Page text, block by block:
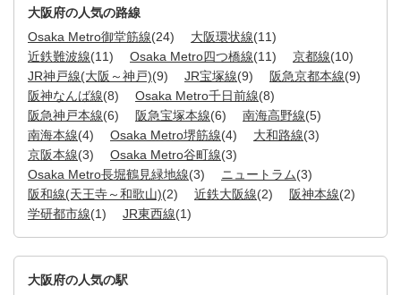
大阪府の人気の路線
Osaka Metro御堂筋線(24) 大阪環状線(11)
近鉄難波線(11) Osaka Metro四つ橋線(11) 京都線(10)
JR神戸線(大阪～神戸)(9) JR宝塚線(9) 阪急京都本線(9)
阪神なんば線(8) Osaka Metro千日前線(8)
阪急神戸本線(6) 阪急宝塚本線(6) 南海高野線(5)
南海本線(4) Osaka Metro堺筋線(4) 大和路線(3)
京阪本線(3) Osaka Metro谷町線(3)
Osaka Metro長堀鶴見緑地線(3) ニュートラム(3)
阪和線(天王寺～和歌山)(2) 近鉄大阪線(2) 阪神本線(2)
学研都市線(1) JR東西線(1)
大阪府の人気の駅